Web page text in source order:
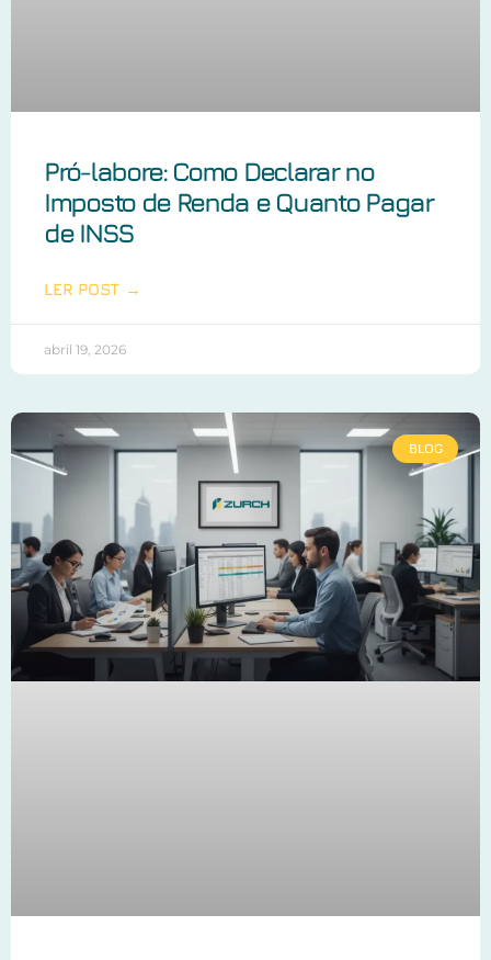
Pró-labore: Como Declarar no
Imposto de Renda e Quanto Pagar
de INSS
LER POST →
abril 19, 2026
BLOG